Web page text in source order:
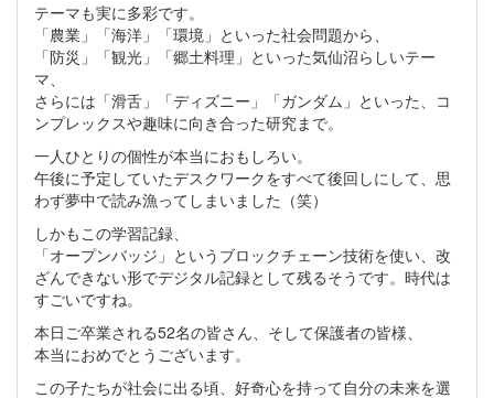
テーマも実に多彩です。
「農業」「海洋」「環境」といった社会問題から、
「防災」「観光」「郷土料理」といった気仙沼らしいテー
マ、
さらには「滑舌」「ディズニー」「ガンダム」といった、コ
ンプレックスや趣味に向き合った研究まで。
一人ひとりの個性が本当におもしろい。
午後に予定していたデスクワークをすべて後回しにして、思
わず夢中で読み漁ってしまいました（笑）
しかもこの学習記録、
「オープンバッジ」というブロックチェーン技術を使い、改
ざんできない形でデジタル記録として残るそうです。時代は
すごいですね。
本日ご卒業される52名の皆さん、そして保護者の皆様、
本当におめでとうございます。
この子たちが社会に出る頃、好奇心を持って自分の未来を選